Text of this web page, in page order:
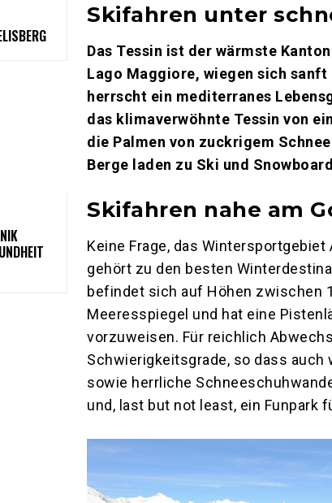
Skifahren unter
Das Tessin ist der wärmste
Lago Maggiore, wiegen sich sanft
herrscht ein mediterranes
das klimaverwöhnte Tessin von
die Palmen von zuckrigem
Berge laden zu Ski und
Skifahren nahe am
Keine Frage, das
gehört zu den besten
befindet sich auf Höhen zwischen
Meeresspiegel und hat eine
vorzuweisen. Für reichlich
Schwierigkeitsgrade, so dass
sowie herrliche
und, last but not least, ein Funpark